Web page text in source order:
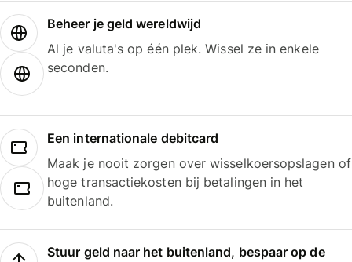
Beheer je geld wereldwijd
Al je valuta's op één plek. Wissel ze in enkele
seconden.
Een internationale debitcard
Maak je nooit zorgen over wisselkoersopslagen of
hoge transactiekosten bij betalingen in het
buitenland.
Stuur geld naar het buitenland, bespaar op de